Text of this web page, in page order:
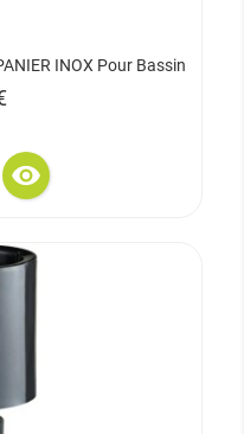
INOX Pour Bassin
